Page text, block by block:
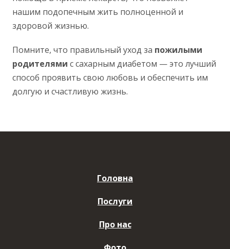
нашим подопечным жить полноценной и
здоровой жизнью.
Помните, что правильный уход за пожилыми
родителями с сахарным диабетом — это лучший
способ проявить свою любовь и обеспечить им
долгую и счастливую жизнь.
Головна
Послуги
Про нас